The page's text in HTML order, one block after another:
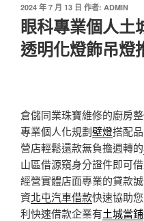
發
佈
於
2024 年 7 月 13 日 作者: ADMIN
眼科專業個人土
透明化燈飾吊燈
倉儲同業珠寶維修的廚房
專業個人化規劃壁燈搭配
營店輕鬆還款無負擔週轉的
山區借源窺身分證件即可
經營實體店面專業的貸款
資北屯汽車借款快速協助
利快速借款企業有土城當鋪